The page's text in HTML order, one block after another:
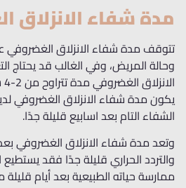
مدة شفاء الانزلاق
تتوقف مدة شفاء الانزلاق الغضروفي
وحالة المريض، وفي الغالب قد يحتاج
يكون مدة شفاء الانزلاق الغضروفي
الشفاء التام بعداسابيع قليلة جدًا.
وتعد مدة شفاء الانزلاق الغضروفي
والتردد الحراري قليلة جدًا فقد
ممارسة حياته الطبيعية بعد أيام قليلة